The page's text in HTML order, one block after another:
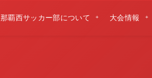
那覇西サッカー部について 大会情報